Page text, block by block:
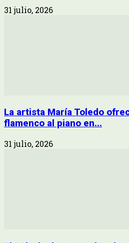
31 julio, 2026
La artista María Toledo
flamenco al piano en...
31 julio, 2026